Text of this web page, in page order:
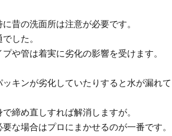
昔の洗面所は注意が必要です。
した。
や管は着実に劣化の影響を受けます。
キンが劣化していたりすると水が漏れて
締め直しすれば解消しますが。
な場合はプロにまかせるのが一番です。